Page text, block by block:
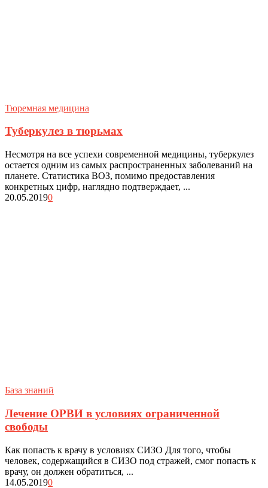
Тюремная медицина
Туберкулез в тюрьмах
Несмотря на все успехи современной медицины, туберкулез
остается одним из самых распространенных заболеваний на
планете. Статистика ВОЗ, помимо предоставления
конкретных цифр, наглядно подтверждает, ...
20.05.20190
База знаний
Лечение ОРВИ в условиях ограниченной
свободы
Как попасть к врачу в условиях СИЗО Для того, чтобы
человек, содержащийся в СИЗО под стражей, смог попасть к
врачу, он должен обратиться, ...
14.05.20190